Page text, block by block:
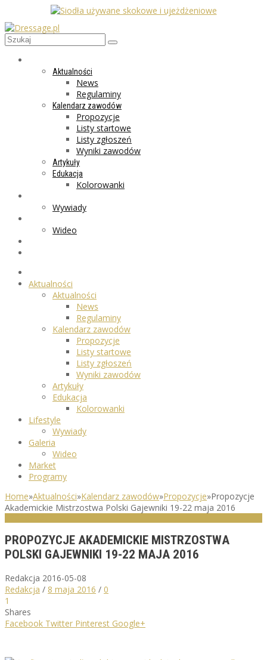
Aktualności
News
Regulaminy
Kalendarz zawodów
Propozycje
Listy startowe
Listy zgłoszeń
Wyniki zawodów
Artykuły
Edukacja
Kolorowanki
Wywiady
Wideo
Aktualności
Aktualności
News
Regulaminy
Kalendarz zawodów
Propozycje
Listy startowe
Listy zgłoszeń
Wyniki zawodów
Artykuły
Edukacja
Kolorowanki
Lifestyle
Wywiady
Galeria
Wideo
Market
Programy
Home»Aktualności»Kalendarz zawodów»Propozycje»Propozycje
Akademickie Mistrzostwa Polski Gajewniki 19-22 maja 2016
PROPOZYCJE AKADEMICKIE MISTRZOSTWA
POLSKI GAJEWNIKI 19-22 MAJA 2016
Redakcja 2016-05-08
Redakcja / 8 maja 2016 / 0
1
Shares
Facebook Twitter Pinterest Google+